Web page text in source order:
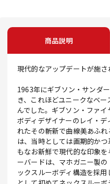
商品説明
現代的なアップデートが施
1963年にギブソン・サンダ
き、これほどユニークなベ
んでした。ギブソン・ファ
ボディデザイナーのレイ・
れたその斬新で曲線美あふ
は、当時としては画期的か
もなお新鮮で現代的な印象
ーバードは、マホガニー製
ックスルーボディ構造を採